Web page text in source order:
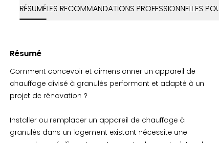
RÉSUMÉLES RECOMMANDATIONS PROFESSIONNELLES
Résumé
Comment concevoir et dimensionner un appareil de
chauffage divisé à granulés performant et adapté à un
projet de rénovation ?
Installer ou remplacer un appareil de chauffage à
granulés dans un logement existant nécessite une